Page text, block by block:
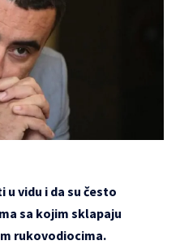
vidu i da su često
sa kojim sklapaju
rukovodiocima.